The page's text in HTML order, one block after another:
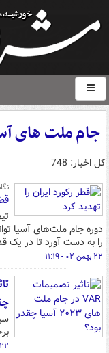
جام ملت های
کل اخبار: 748
دوره جام ملت‌های آسیا
را به دست آورد تا در یک
۲۲ بهمن ۰۲ - ۱۱:۱۹
۲۲ بهمن ۰۲ - ۱۰:۵۶